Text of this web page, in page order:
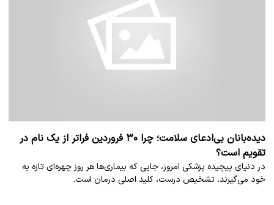
دیده‌بانان بی‌ادعای سلامت؛ چرا ۳۰ فروردین فراتر از یک نام در
تقویم است؟
در دنیای پیچیده پزشکی امروز، جایی که بیماری‌ها هر روز چهره‌ای تازه به
خود می‌گیرند، تشخیص درست، کلید اصلی درمان است.